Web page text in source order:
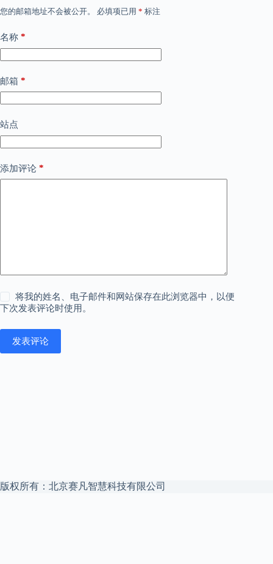
您的邮箱地址不会被公开。 必填项已用 * 标注
名称 *
邮箱 *
站点
添加评论 *
将我的姓名、电子邮件和网站保存在此浏览器中，以便
下次发表评论时使用。
发表评论
版权所有：北京赛凡智慧科技有限公司